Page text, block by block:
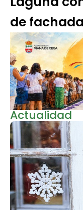
de
Actualidad